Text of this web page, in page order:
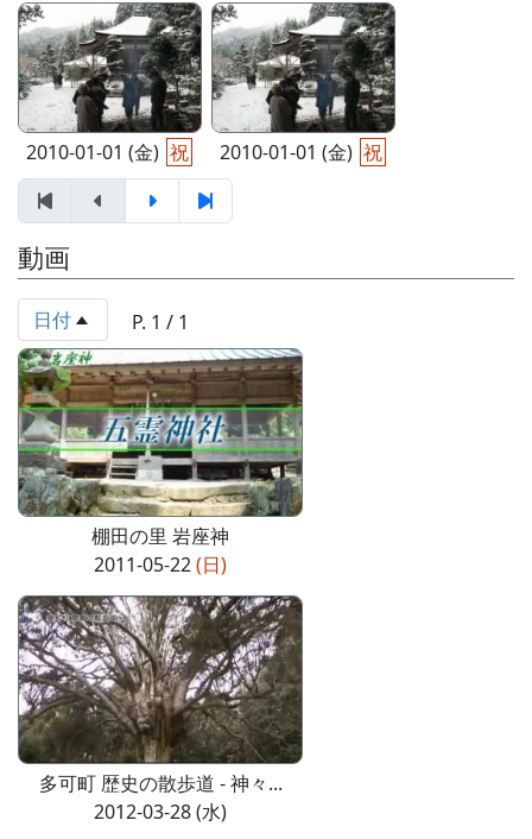
2010-01-01 (金) 祝 2010-01-01 (金) 祝
動画
日付 P. 1 / 1
棚田の里 岩座神
2011-05-22(日)
多可町 歴史の散歩道 - 神々...
2012-03-28 (水)